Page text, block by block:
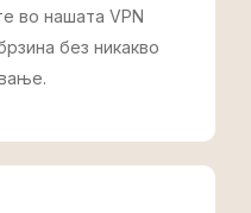
во нашата VPN
без никакво